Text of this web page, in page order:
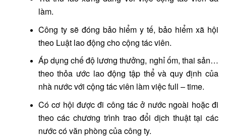
làm.
Công ty sẽ đóng bảo hiểm y tế, bảo hiểm xã hội
theo Luật lao động cho cộng tác viên.
Áp dụng chế độ lương thưởng, nghỉ ốm, thai sản…
theo thỏa ước lao động tập thể và quy định của
nhà nước với cộng tác viên làm việc full – time.
Có cơ hội được đi công tác ở nước ngoài hoặc đi
theo các chương trình trao đổi dịch thuật tại các
nước có văn phòng của công ty.